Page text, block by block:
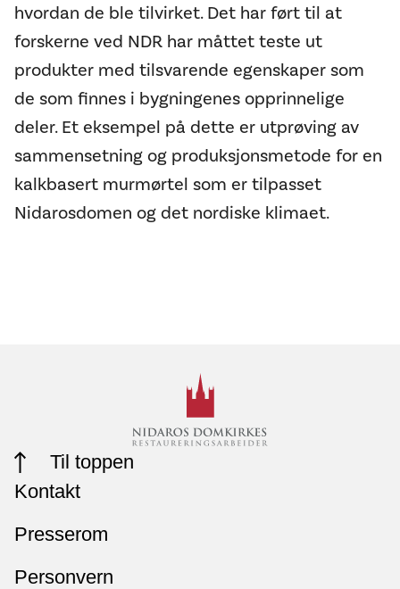
hvordan de ble tilvirket. Det har ført til at
forskerne ved NDR har måttet teste ut
produkter med tilsvarende egenskaper som
de som finnes i bygningenes opprinnelige
deler. Et eksempel på dette er utprøving av
sammensetning og produksjonsmetode for en
kalkbasert murmørtel som er tilpasset
Nidarosdomen og det nordiske klimaet.
Kontakt
Presserom
Personvern
Til toppen